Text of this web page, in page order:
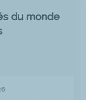
du monde